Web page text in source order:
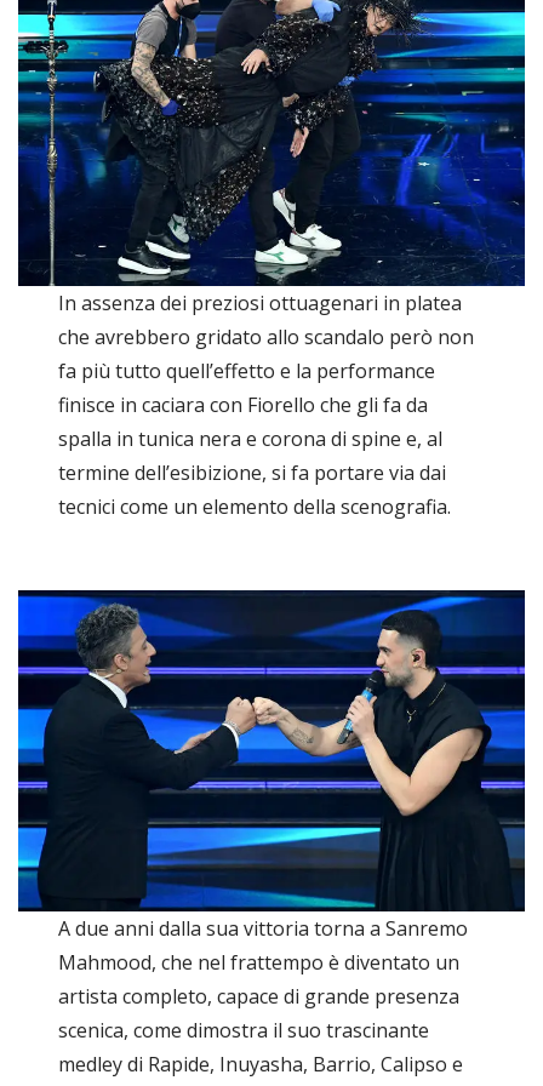
In assenza dei preziosi ottuagenari in platea
che avrebbero gridato allo scandalo però non
fa più tutto quell’effetto e la performance
finisce in caciara con Fiorello che gli fa da
spalla in tunica nera e corona di spine e, al
termine dell’esibizione, si fa portare via dai
tecnici come un elemento della scenografia.
A due anni dalla sua vittoria torna a Sanremo
Mahmood, che nel frattempo è diventato un
artista completo, capace di grande presenza
scenica, come dimostra il suo trascinante
medley di Rapide, Inuyasha, Barrio, Calipso e